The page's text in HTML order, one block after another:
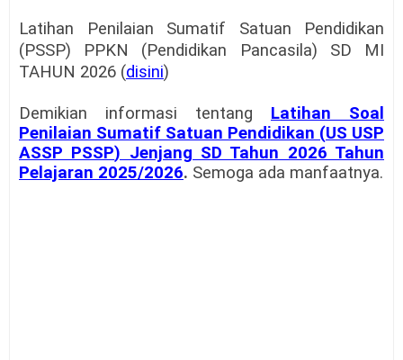
Latihan Penilaian Sumatif Satuan Pendidikan
(PSSP) PPKN (Pendidikan Pancasila) SD MI
TAHUN 2026 (disini)
Demikian informasi tentang Latihan Soal
Penilaian Sumatif Satuan Pendidikan (US USP
ASSP PSSP) Jenjang SD Tahun 2026 Tahun
Pelajaran 2025/2026. Semoga ada manfaatnya.